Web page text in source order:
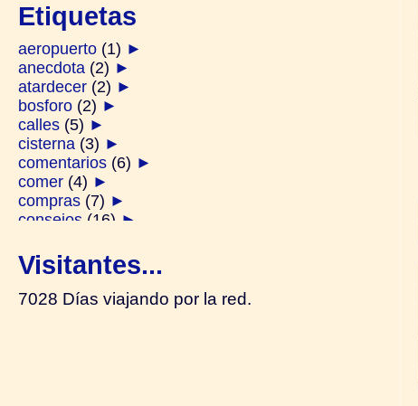
Etiquetas
aeropuerto (1) ►
anecdota (2) ►
atardecer (2) ►
bosforo (2) ►
calles (5) ►
cisterna (3) ►
comentarios (6) ►
comer (4) ►
compras (7) ►
consejos (16) ►
diarios (2) ►
ferry (2) ►
festivos (1) ►
Visitantes...
7028 Días viajando por la red.